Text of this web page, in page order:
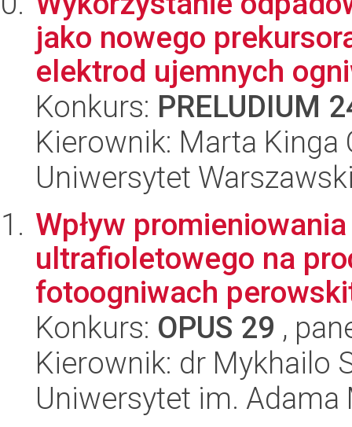
jako nowego
elektrod ujemnych
Konkurs: PRELUDIUM
Kierownik: Marta Kinga
Uniwersytet
Wpływ
ultrafioletowego na
fotoogniwach
Konkurs: OPUS 29 ,
Kierownik: dr Mykhailo
Uniwersytet im.